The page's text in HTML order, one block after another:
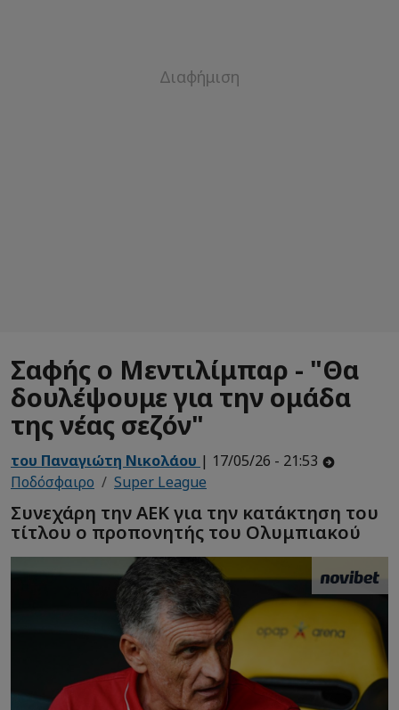
Σαφής ο Μεντιλίμπαρ - "Θα
δουλέψουμε για την ομάδα
της νέας σεζόν"
του Παναγιώτη Νικολάου | 17/05/26 - 21:53
Ποδόσφαιρο
Super League
Συνεχάρη την ΑΕΚ για την κατάκτηση του
τίτλου ο προπονητής του Ολυμπιακού